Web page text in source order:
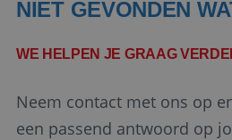
NIET GEVONDEN
WE HELPEN JE GRAAG
Neem contact met ons op
een passend antwoord op